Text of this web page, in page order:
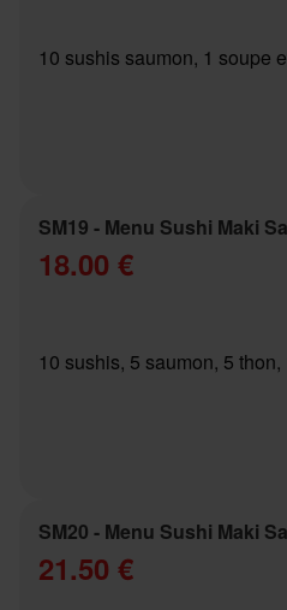
10 sushis saumon, 1 soupe
SM19 - Menu Sushi Maki
18.00 €
10 sushis, 5 saumon, 5
SM20 - Menu Sushi Maki
21.50 €